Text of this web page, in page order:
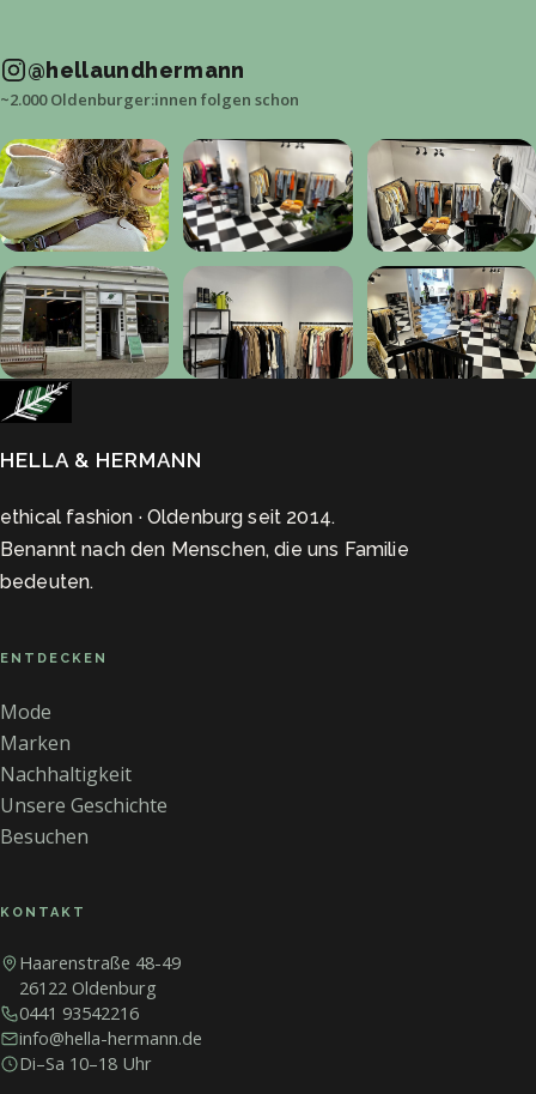
@hellaundhermann
~2.000 Oldenburger:innen folgen schon
HELLA & HERMANN
ethical fashion · Oldenburg seit 2014.
Benannt nach den Menschen, die uns Familie
bedeuten.
ENTDECKEN
Mode
Marken
Nachhaltigkeit
Unsere Geschichte
Besuchen
KONTAKT
Haarenstraße 48-49
26122 Oldenburg
0441 93542216
info@hella-hermann.de
Di–Sa 10–18 Uhr